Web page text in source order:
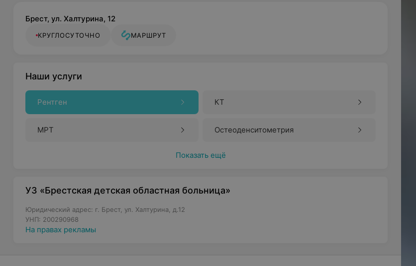
Брест, ул. Халтурина, 12
КРУГЛОСУТОЧНО МАРШРУТ
Наши услуги
Рентген КТ
МРТ Остеоденситометрия
Показать ещё
УЗ «Брестская детская областная больница»
Юридический адрес: г. Брест, ул. Халтурина, д.12
УНП: 200290968
На правах рекламы